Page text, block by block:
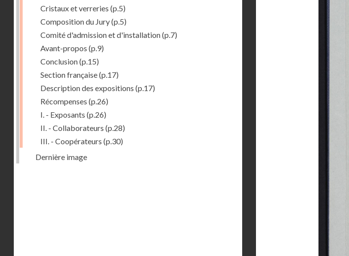
Cristaux et verreries (p.5)
Composition du Jury(p.5)
Comité d'admission et d'installation(p.7)
Avant-propos (p.9)
Conclusion(p.15)
Section française(p.17)
Description des expositions (p.17)
Récompenses (p.26)
I. - Exposants (p.26)
II. - Collaborateurs (p.28)
III. - Coopérateurs (p.30)
Dernière image